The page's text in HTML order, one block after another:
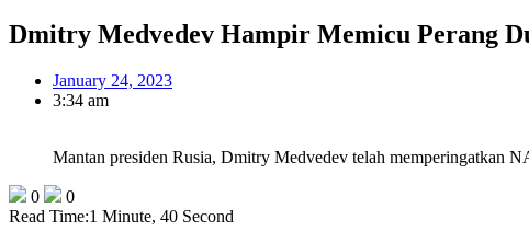
Dmitry Medvedev Hampir Memicu Perang
January 24, 2023
3:34 am
Mantan presiden Rusia, Dmitry Medvedev telah memperingatkan
0
0
Read Time:1 Minute, 40 Second